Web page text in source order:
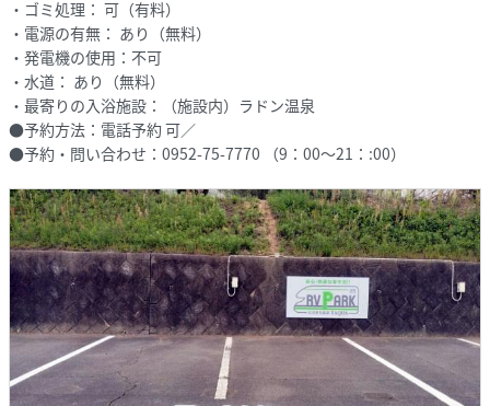
・ゴミ処理： 可（有料）
・電源の有無： あり（無料）
・発電機の使用：不可
・水道： あり（無料）
・最寄りの入浴施設：（施設内）ラドン温泉
●予約方法：電話予約 可／
●予約・問い合わせ：0952-75-7770 （9：00～21：:00）